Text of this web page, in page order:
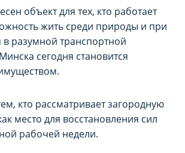
объект для тех, кто работает
жить среди природы и при
в разумной транспортной
сегодня становится
кто рассматривает загородную
место для восстановления сил
рабочей недели.